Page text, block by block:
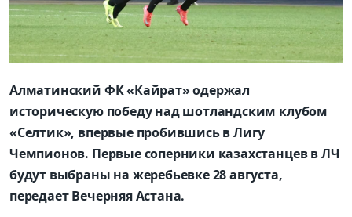
Алматинский ФК «Кайрат» одержал
историческую победу над шотландским клубом
«Селтик», впервые пробившись в Лигу
Чемпионов. Первые соперники казахстанцев в ЛЧ
будут выбраны на жеребьевке 28 августа,
передает Вечерняя Астана.